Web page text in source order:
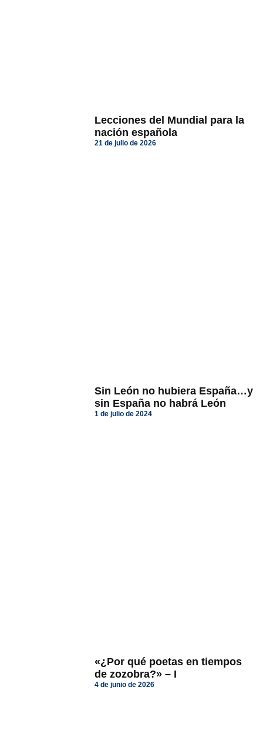
Lecciones del Mundial para la
nación española
21 de julio de 2026
Sin León no hubiera España…y
sin España no habrá León
1 de julio de 2024
«¿Por qué poetas en tiempos
de zozobra?» – I
4 de junio de 2026